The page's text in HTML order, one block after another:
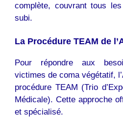
complète, couvrant tous
subi.
La Procédure TEAM de
Pour répondre aux
victimes de coma végétatif,
procédure TEAM (Trio
Médicale). Cette approche
et spécialisé.